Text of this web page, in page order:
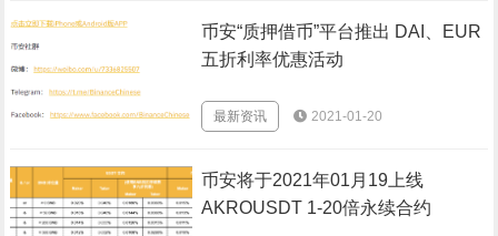
币安“质押借币”平台推出 DAI、EUR
五折利率优惠活动
最新资讯 2021-01-20
币安将于2021年01月19上线
‎AKROUSDT 1-20倍永续合约